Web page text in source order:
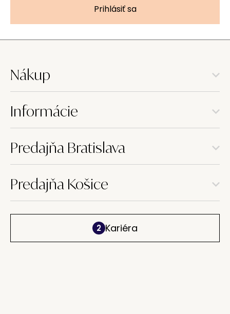
Prihlásiť sa
Nákup
Informácie
Predajňa Bratislava
Predajňa Košice
2 Kariéra